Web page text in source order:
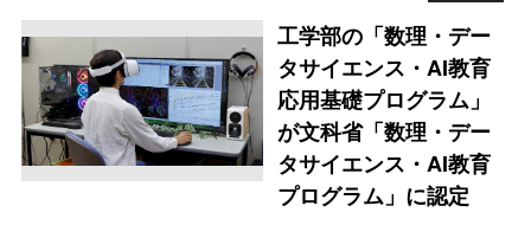
工学部の「数理・デー
タサイエンス・AI教育
応用基礎プログラム」
が文科省「数理・デー
タサイエンス・AI教育
プログラム」に認定